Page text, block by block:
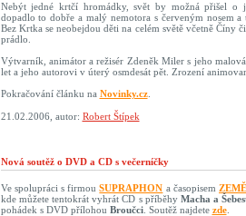
Nebýt jedné krtčí hromádky, svět by možná přišel o
dopadlo to dobře a malý nemotora s červeným nosem
Bez Krtka se neobejdou děti na celém světě včetně
prádlo.
Výtvarník, animátor a režisér Zdeněk Miler s jeho
let a jeho autorovi v úterý osmdesát pět. Zrození
Pokračování článku na Novinky.cz.
21.02.2006, autor: Robert Štípek
Nová soutěž o DVD a CD s večerníčky
Ve spolupráci s firmouSUPRAPHON a časopisem
kde můžete tentokrát vyhrát CD s příběhy Macha a
pohádek s DVD přílohou Broučci. Soutěž najdete zde.